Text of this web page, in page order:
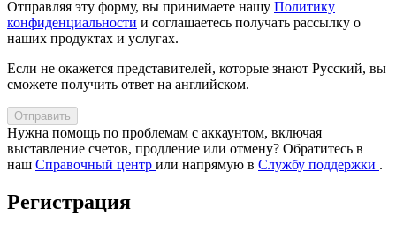
Отправляя эту форму, вы принимаете нашу Политику
конфиденциальности и соглашаетесь получать рассылку о
наших продуктах и услугах.
Если не окажется представителей, которые знают Pусский, вы
сможете получить ответ на английском.
Отправить
Нужна помощь по проблемам с аккаунтом, включая
выставление счетов, продление или отмену? Обратитесь в
наш Справочный центр или напрямую в Службу поддержки .
Регистрация